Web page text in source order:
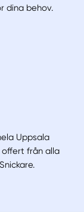
dina behov.
Uppsala
offert från alla